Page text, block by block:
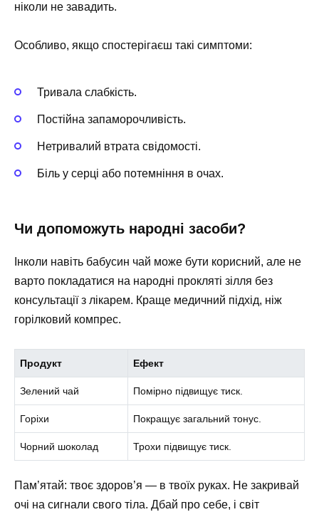
ніколи не завадить.
Особливо, якщо спостерігаєш такі симптоми:
Тривала слабкість.
Постійна запаморочливість.
Нетривалий втрата свідомості.
Біль у серці або потемніння в очах.
Чи допоможуть народні засоби?
Інколи навіть бабусин чай може бути корисний, але не
варто покладатися на народні прокляті зілля без
консультації з лікарем. Краще медичний підхід, ніж
горілковий компрес.
Продукт Ефект
Зелений чай Помірно підвищує тиск.
Горіхи Покращує загальний тонус.
Чорний шоколад Трохи підвищує тиск.
Пам’ятай: твоє здоров’я — в твоїх руках. Не закривай
очі на сигнали свого тіла. Дбай про себе, і світ